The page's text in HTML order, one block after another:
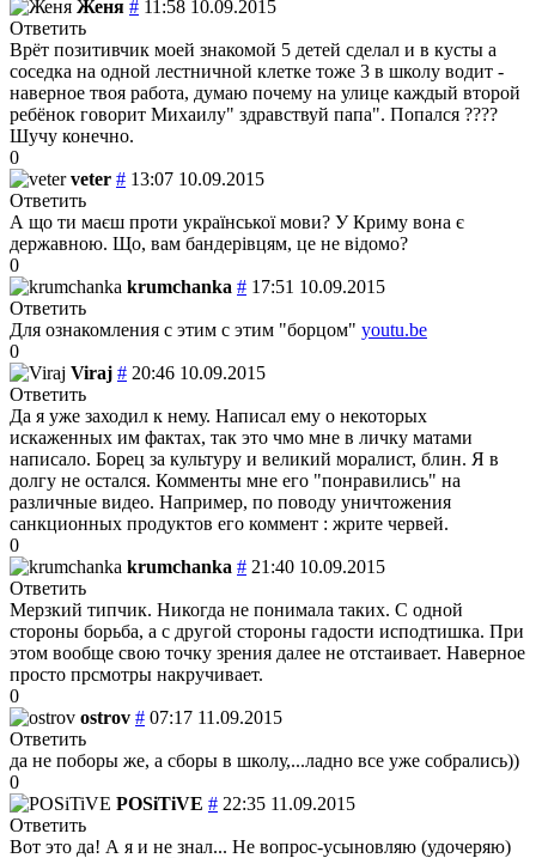
Женя # 11:58 10.09.2015
Ответить
Врёт позитивчик моей знакомой 5 детей сделал и в кусты а
соседка на одной лестничной клетке тоже 3 в школу водит -
наверное твоя работа, думаю почему на улице каждый второй
ребёнок говорит Михаилу" здравствуй папа". Попался ????
Шучу конечно.
0
veter # 13:07 10.09.2015
Ответить
А що ти маєш проти української мови? У Криму вона є
державною. Що, вам бандерівцям, це не відомо?
0
krumchanka # 17:51 10.09.2015
Ответить
Для ознакомления с этим с этим "борцом" youtu.be
0
Viraj # 20:46 10.09.2015
Ответить
Да я уже заходил к нему. Написал ему о некоторых
искаженных им фактах, так это чмо мне в личку матами
написало. Борец за культуру и великий моралист, блин. Я в
долгу не остался. Комменты мне его "понравились" на
различные видео. Например, по поводу уничтожения
санкционных продуктов его коммент : жрите червей.
0
krumchanka # 21:40 10.09.2015
Ответить
Мерзкий типчик. Никогда не понимала таких. С одной
стороны борьба, а с другой стороны гадости исподтишка. При
этом вообще свою точку зрения далее не отстаивает. Наверное
просто прсмотры накручивает.
0
ostrov # 07:17 11.09.2015
Ответить
да не поборы же, а сборы в школу,...ладно все уже собрались))
0
POSiTiVE # 22:35 11.09.2015
Ответить
Вот это да! А я и не знал... Не вопрос-усыновляю (удочеряю)